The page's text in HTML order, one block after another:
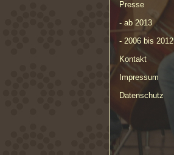
Presse
- ab 2013
- 2006 bis 2012
Kontakt
Impressum
Datenschutz